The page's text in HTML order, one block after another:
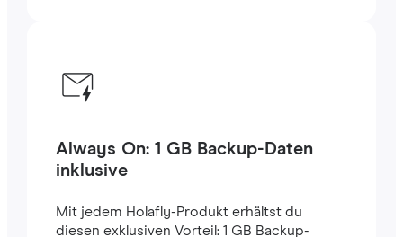
Always On: 1 GB Backup-Daten
inklusive
Mit jedem Holafly-Produkt erhältst du
diesen exklusiven Vorteil: 1 GB Backup-